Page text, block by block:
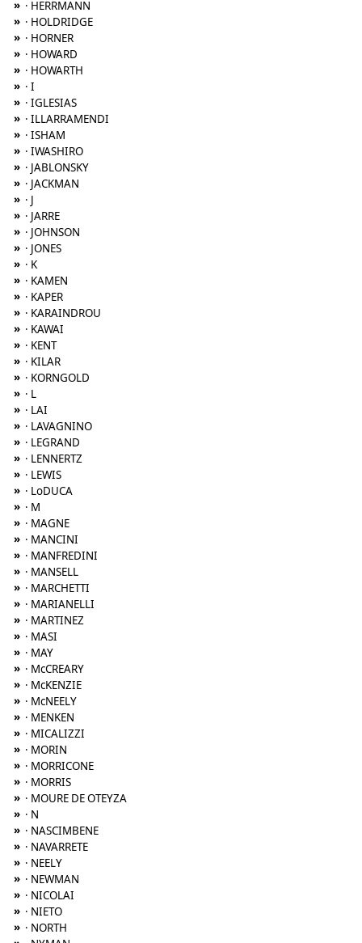
» · HERRMANN
» · HOLDRIDGE
» · HORNER
» · HOWARD
» · HOWARTH
» · I
» · IGLESIAS
» · ILLARRAMENDI
» · ISHAM
» · IWASHIRO
» · JABLONSKY
» · JACKMAN
» · J
» · JARRE
» · JOHNSON
» · JONES
» · K
» · KAMEN
» · KAPER
» · KARAINDROU
» · KAWAI
» · KENT
» · KILAR
» · KORNGOLD
» · L
» · LAI
» · LAVAGNINO
» · LEGRAND
» · LENNERTZ
» · LEWIS
» · LoDUCA
» · M
» · MAGNE
» · MANCINI
» · MANFREDINI
» · MANSELL
» · MARCHETTI
» · MARIANELLI
» · MARTINEZ
» · MASI
» · MAY
» · McCREARY
» · McKENZIE
» · McNEELY
» · MENKEN
» · MICALIZZI
» · MORIN
» · MORRICONE
» · MORRIS
» · MOURE DE OTEYZA
» · N
» · NASCIMBENE
» · NAVARRETE
» · NEELY
» · NEWMAN
» · NICOLAI
» · NIETO
» · NORTH